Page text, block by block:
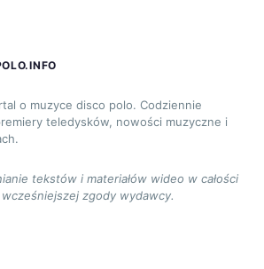
o muzyce disco polo. Codziennie
teledysków, nowości muzyczne i
tekstów i materiałów wideo w całości
zgody wydawcy.